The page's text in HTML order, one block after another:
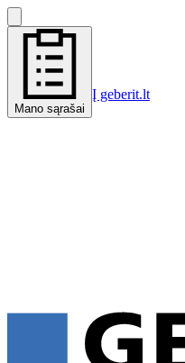
Mano sąrašai
Į geberit.lt